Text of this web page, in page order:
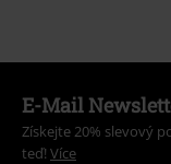
E-Mail
Získejte 20% slevový
teď! Více